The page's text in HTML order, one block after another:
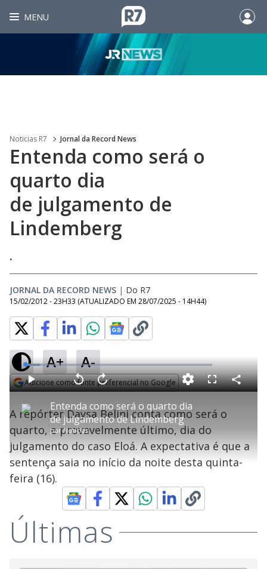
MENU
Noticias R7 Jornal da Record News
Entenda como será o
quarto dia
de julgamento de
Lindemberg
.
JORNAL DA RECORD NEWS | Do R7
15/02/2012 - 23H33 (ATUALIZADO EM 28/07/2025 - 14H44)
A+ A-
Adicione como fonte preferencial no Google
P
l
a
y
Entenda como será o quarto dia
de julgamento de Lindemberg
porNotícias
P V
l
t
a
r
1
0
e
g
A
n
ç
a
r
1
s
e
u
n
s
M
L
o
a
d
e
.
1
0
%
F
s
c
n
C
o
a
A repórter Daysa Belini conta como será o
quarto, e provavelmente último, dia do
julgamento do caso Eloá. A expectativa é que a
sentença saia no início da noite desta quinta-
feira (16).
Últimas